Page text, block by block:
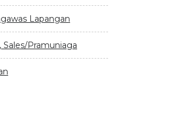
Lapangan
Pramuniaga